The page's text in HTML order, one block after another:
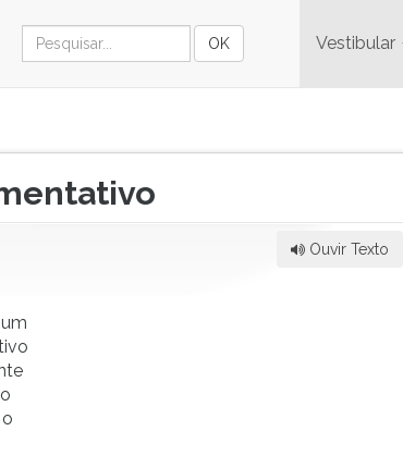
Vestibular
Ouvir Texto